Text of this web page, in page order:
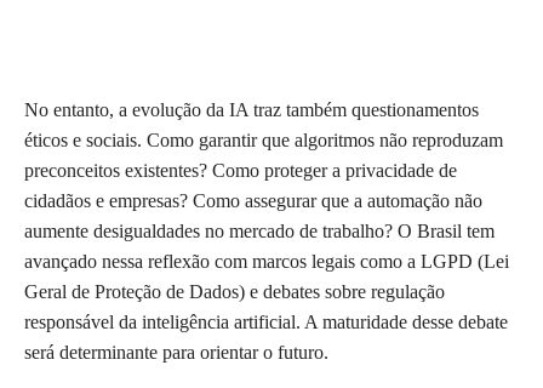
No entanto, a evolução da IA traz também questionamentos
éticos e sociais. Como garantir que algoritmos não reproduzam
preconceitos existentes? Como proteger a privacidade de
cidadãos e empresas? Como assegurar que a automação não
aumente desigualdades no mercado de trabalho? O Brasil tem
avançado nessa reflexão com marcos legais como a LGPD (Lei
Geral de Proteção de Dados) e debates sobre regulação
responsável da inteligência artificial. A maturidade desse debate
será determinante para orientar o futuro.